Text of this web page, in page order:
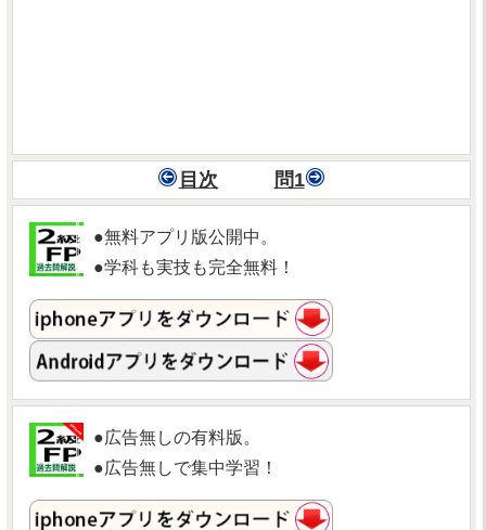
目次 問1
●無料アプリ版公開中。
●学科も実技も完全無料！
●広告無しの有料版。
●広告無しで集中学習！